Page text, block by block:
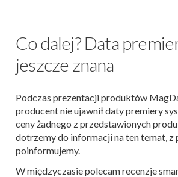
Co dalej? Data
jeszcze znana
Podczas prezentacji produktów
producent nie ujawnił daty premiery
ceny żadnego z przedstawionych
dotrzemy do informacji na ten temat, z
poinformujemy.
W międzyczasie polecam recenzje